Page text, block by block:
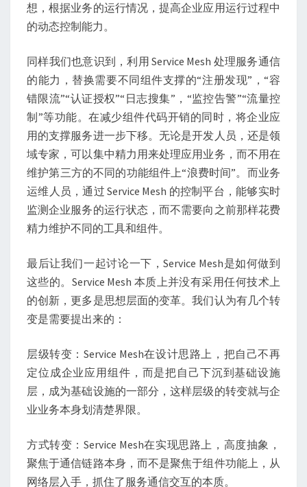
想，根据业务的运行情况，提高企业应用运行过程中
的动态控制能力。
同样我们也意识到，利用 Service Mesh 处理服务通信
的能力，替换需要不同组件支撑的“注册发现”，“容
错限流”“认证授权”“日志搜集”，“监控告警”“流量控
制”等功能。在减少组件代码开销的同时，将企业应
用的支撑服务进一步下移。无论是开发人员，还是领
域专家，可以集中精力用来处理应用业务，而不用在
维护第三方的不同的功能组件上“浪费时间”。而业务
运维人员，通过 Service Mesh 的控制平台，能够实时
监测企业服务的运行状态，而不需要向之前那样花费
精力维护不同的工具和组件。
最后让我们一起讨论一下，Service Mesh是如何做到
这些的。Service Mesh 本质上并没有采用任何技术上
的创新，更多是思想层面的变革。我们认为有几个转
变是需要提出来的：
层级转变：Service Mesh在设计思路上，把自己不再
定位成企业应用组件，而是把自己下沉到基础设施
层，成为基础设施的一部分，这样层级的转变就与企
业业务本身划清楚界限。
方式转变：Service Mesh在实现思路上，高度抽象，
聚焦于通信链路本身，而不是聚焦于组件功能上，从
网络层入手，抓住了服务通信交互的本质。